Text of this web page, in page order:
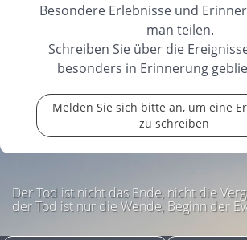
Besondere Erlebnisse und
man teilen.
Schreiben Sie über die
besonders in Erinnerung
Melden Sie sich bitte an, um eine
zu schreiben
Der Tod ist nicht das Ende, nicht die
der Tod ist nur die Wende, Beginn der